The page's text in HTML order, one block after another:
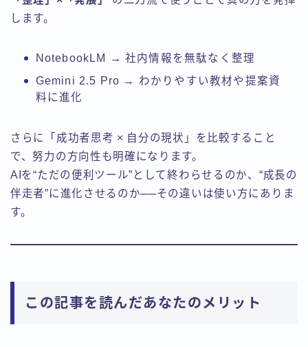
します。
NotebookLM → 社内情報を無駄なく整理
Gemini 2.5 Pro → わかりやすい教材や提案資
料に進化
さらに「成功者思考 × 自分の現状」を比較すること
で、努力の方向性も明確になります。
AIを“ただの便利ツール”として終わらせるのか、“成長の
伴走者”に進化させるのか──その違いは使い方にありま
す。
この記事を読んだあなたのメリット